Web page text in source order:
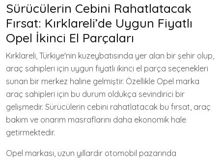
Sürücülerin Cebini Rahatlatacak
Fırsat: Kırklareli’de Uygun Fiyatlı
Opel İkinci El Parçaları
Kırklareli, Türkiye'nin kuzeybatısında yer alan bir şehir olup,
araç sahipleri için uygun fiyatlı ikinci el parça seçenekleri
sunan bir merkez haline gelmiştir. Özellikle Opel marka
araç sahipleri için bu durum oldukça sevindirici bir
gelişmedir. Sürücülerin cebini rahatlatacak bu fırsat, araç
bakım ve onarım masraflarını daha ekonomik hale
getirmektedir.
Opel markası, uzun yıllardır otomobil pazarında